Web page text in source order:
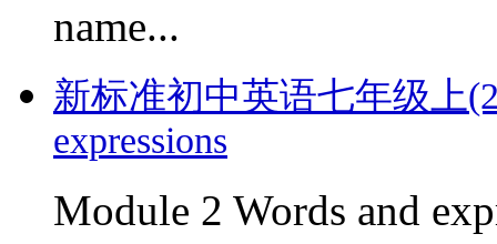
name...
新标准初中英语七年级上
expressions
Module 2 Words and